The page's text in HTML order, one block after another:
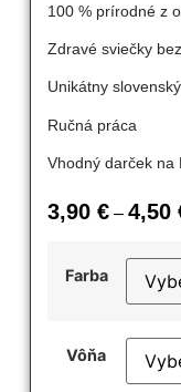
100 % prírodné z
Zdravé sviečky
Unikátny
Ručná práca
Vhodný darček na
3,90 € – 4,50
Farba
Vôňa